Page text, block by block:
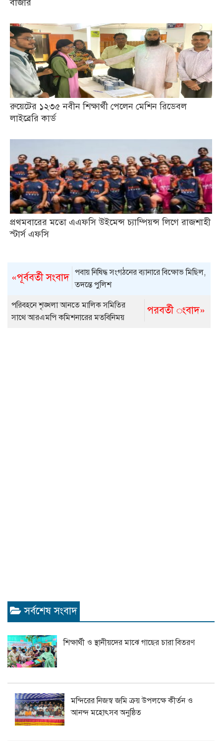
বাজার
রুয়েটের ১২৩৫ নবীন শিক্ষার্থী পেলেন মেশিন রিডেবল
লাইব্রেরি কার্ড
প্রথমবারের মতো এএফসি উইমেন্স চ্যাম্পিয়ন্স লিগে রাজশাহী
স্টার্স এফসি
«পূর্ববর্তী সংবাদ পবায় নিষিদ্ধ সংগঠনের ব্যানারে বিক্ষোভ মিছিল,
তদন্তে পুলিশ
পরবর্তী ংবাদ»
পরিবহনে শৃঙ্খলা আনতে মালিক সমিতির
সাথে আরএমপি কমিশনারের মতবিনিময়
সর্বশেষ সংবাদ
শিক্ষার্থী ও স্থানীয়দের মাঝে গাছের চারা বিতরণ
মন্দিরের নিজস্ব জমি ক্রয় উপলক্ষে কীর্তন ও
আনন্দ মহোৎসব অনুষ্ঠিত